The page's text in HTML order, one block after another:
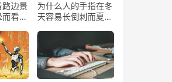
路边景
看前
为什么人的手指在冬
天容易长倒刺而夏天